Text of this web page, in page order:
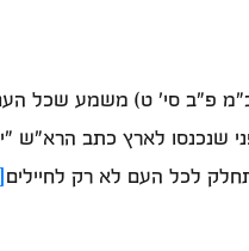
פ"ב סי' ט) משמע שכל העם
שנכנסו לארץ כתב
לכל העם לא רק לחיילים